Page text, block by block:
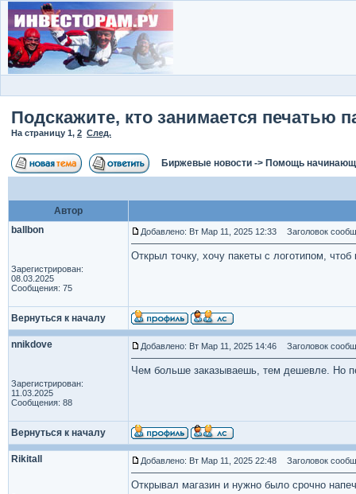
Подскажите, кто занимается печатью
На страницу 1, 2 След.
Биржевые новости -> Помощь
Автор
ballbon
Зарегистрирован:
08.03.2025
Сообщения: 75
Добавлено: Вт Мар 11, 2025 12:33 Заголовок
Открыл точку, хочу пакеты с логотипом,
Вернуться к началу
nnikdove
Зарегистрирован:
11.03.2025
Сообщения: 88
Добавлено: Вт Мар 11, 2025 14:46 Заголовок
Чем больше заказываешь, тем дешевле. Но
Вернуться к началу
Rikitall Добавлено: Вт Мар 11, 2025 22:48 Заголовок
Открывал магазин и нужно было срочно